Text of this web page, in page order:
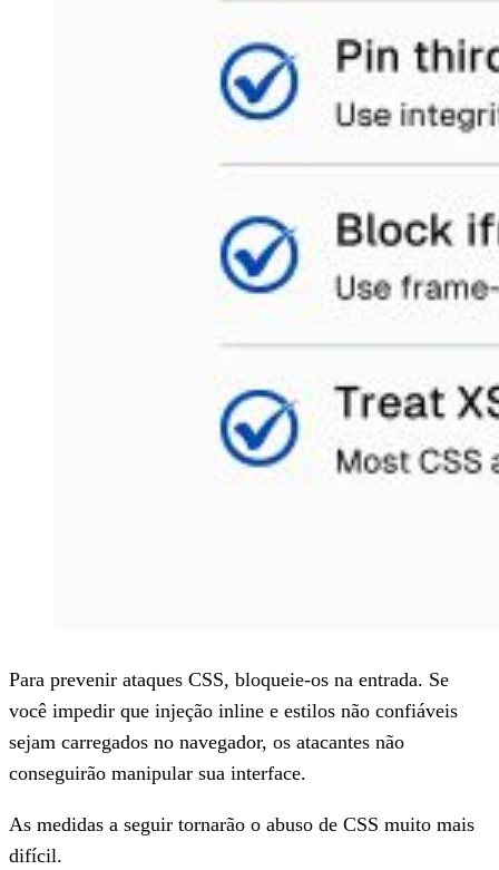
Para prevenir ataques CSS, bloqueie-os na entrada. Se
você impedir que injeção inline e estilos não confiáveis
sejam carregados no navegador, os atacantes não
conseguirão manipular sua interface.
As medidas a seguir tornarão o abuso de CSS muito mais
difícil.